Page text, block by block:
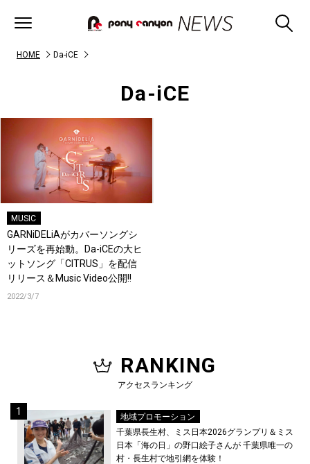
HOME Da-iCE
Da-iCE
MUSIC
GARNiDELiAがカバーソングシ
リーズを再始動。Da-iCEの大ヒ
ットソング「CITRUS」を配信
リリース＆Music Video公開!!
2022/3/7
RANKING
アクセスランキング
地域プロモーション
千葉県長生村、ミス日本2026グランプリ＆ミス
日本「海の日」の野口絵子さんが 千葉県唯一の
村・長生村で地引網を体験！